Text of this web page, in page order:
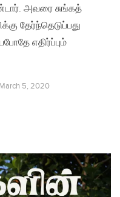
அவரை சுங்கத்
தேர்ந்தெடுப்பது
எதிர்ப்பும்
March 5, 2020